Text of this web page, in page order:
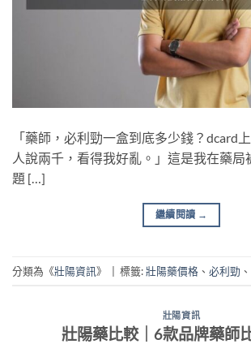
「藥師，必利勁一盒到底多少錢？dcard
人說兩千，看得我好亂。」這是我在藥局
題 […]
繼續閱讀 →
分類為《壯陽資訊》 標籤:壯陽藥價格 、 必利勁 、
壯陽資訊
壯陽藥比較｜6款品牌藥師